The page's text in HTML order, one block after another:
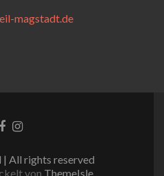
magstadt.de
Facebook-
Instagram
All rights reserved
von ThemeIsle